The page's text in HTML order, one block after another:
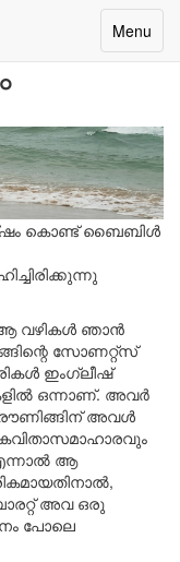
Toggle
Menu
കൊണ്ട് ബൈബിൾ
ആ വഴികൾ ഞാൻ
സോണറ്റ്സ്
ഇംഗ്ലീഷ്
ഒന്നാണ്. അവർ
അവൾ
എന്നാൽ ആ
അവ ഒരു
പോലെ